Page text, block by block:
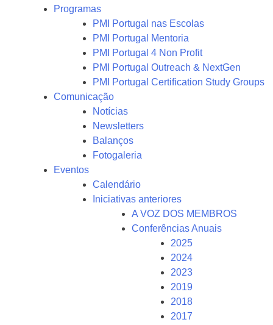
Programas
PMI Portugal nas Escolas
PMI Portugal Mentoria
PMI Portugal 4 Non Profit
PMI Portugal Outreach & NextGen
PMI Portugal Certification Study Groups
Comunicação
Notícias
Newsletters
Balanços
Fotogaleria
Eventos
Calendário
Iniciativas anteriores
A VOZ DOS MEMBROS
Conferências Anuais
2025
2024
2023
2019
2018
2017